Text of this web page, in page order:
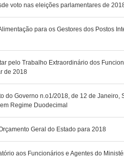
voto nas eleições parlamentares de
para os Gestores dos Postos
pelo Trabalho Extraordinário dos
de 2018
do Governo n.o1/2018, de 12 de Janeiro,
Regime Duodecimal
Geral do Estado para 2018
aos Funcionários e Agentes do